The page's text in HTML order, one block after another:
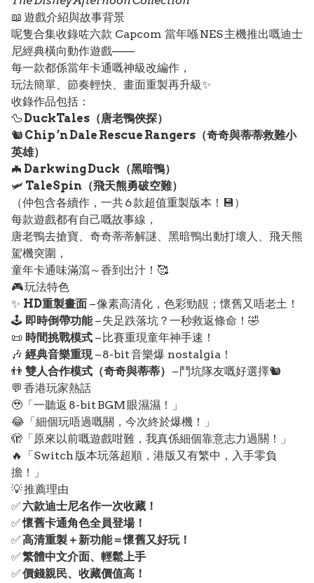
📖 遊戲介紹與故事背景
呢隻合集收錄咗六款 Capcom 當年喺 NES 主機推出嘅迪士
尼經典橫向動作遊戲——
每一款都係當年卡通嘅神級改編作，
玩法簡單、節奏輕快、畫面重製再升級✨
收錄作品包括：
🦆 DuckTales（唐老鴨俠探）
🐿️ Chip ’n Dale Rescue Rangers（奇奇與蒂蒂救難小
英雄）
🦇 Darkwing Duck（黑暗鴨）
🛩️ TaleSpin（飛天熊勇破空難）
（仲包含各續作，一共 6 款超值重製版本！💾）
每款遊戲都有自己嘅故事線，
唐老鴨去搶寶、奇奇蒂蒂解謎、黑暗鴨出動打壞人、飛天熊
駕機突圍，
童年卡通味滿瀉～香到出汁！🥰
🎮 玩法特色
✨ HD重製畫面 – 像素高清化，色彩勁靚；懷舊又唔老土！
🕹️ 即時倒帶功能– 失足跌落坑？一秒救返條命！🤣
📜 時間挑戰模式 – 比賽重現童年神手速！
🎶 經典音樂重現– 8-bit 音樂爆 nostalgia！
👬 雙人合作模式（奇奇與蒂蒂） – 鬥坑隊友嘅好選擇🐿️
💬 香港玩家熱話
🥹「一聽返 8-bit BGM 眼濕濕！」
😂「細個玩唔過嘅關，今次終於爆機！」
🫣「原來以前嘅遊戲咁難，我真係細個靠意志力過關！」
🔥「Switch 版本玩落超順，港版又有繁中，入手零負
擔！」
💡 推薦理由
✅六款迪士尼名作一次收藏！
✅懷舊卡通角色全員登場！
✅高清重製＋新功能＝懷舊又好玩！
✅繁體中文介面、輕鬆上手
✅價錢親民、收藏價值高！